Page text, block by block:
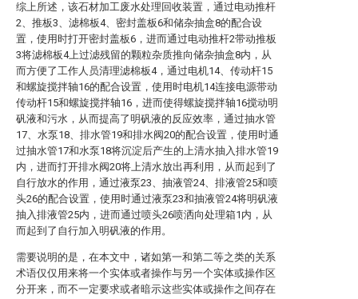
综上所述，该石材加工废水处理回收装置，通过电动推杆
2、推板3、滤棉板4、密封盖板6和储杂抽盒8的配合设
置，使用时打开密封盖板6，进而通过电动推杆2带动推板
3将滤棉板4上过滤残留的颗粒杂质推向储杂抽盒8内，从
而方便了工作人员清理滤棉板4，通过电机14、传动杆15
和螺旋搅拌轴16的配合设置，使用时电机14连接电源带动
传动杆15和螺旋搅拌轴16，进而使得螺旋搅拌轴16搅动明
矾液和污水，从而提高了明矾液的反应效率，通过抽水管
17、水泵18、排水管19和排水阀20的配合设置，使用时通
过抽水管17和水泵18将沉淀后产生的上清水抽入排水管19
内，进而打开排水阀20将上清水放出再利用，从而起到了
自行放水的作用，通过液泵23、抽液管24、排液管25和喷
头26的配合设置，使用时通过液泵23和抽液管24将明矾液
抽入排液管25内，进而通过喷头26喷洒向处理箱1内，从
而起到了自行加入明矾液的作用。
需要说明的是，在本文中，诸如第一和第二等之类的关系
术语仅仅用来将一个实体或者操作与另一个实体或操作区
分开来，而不一定要求或者暗示这些实体或操作之间存在